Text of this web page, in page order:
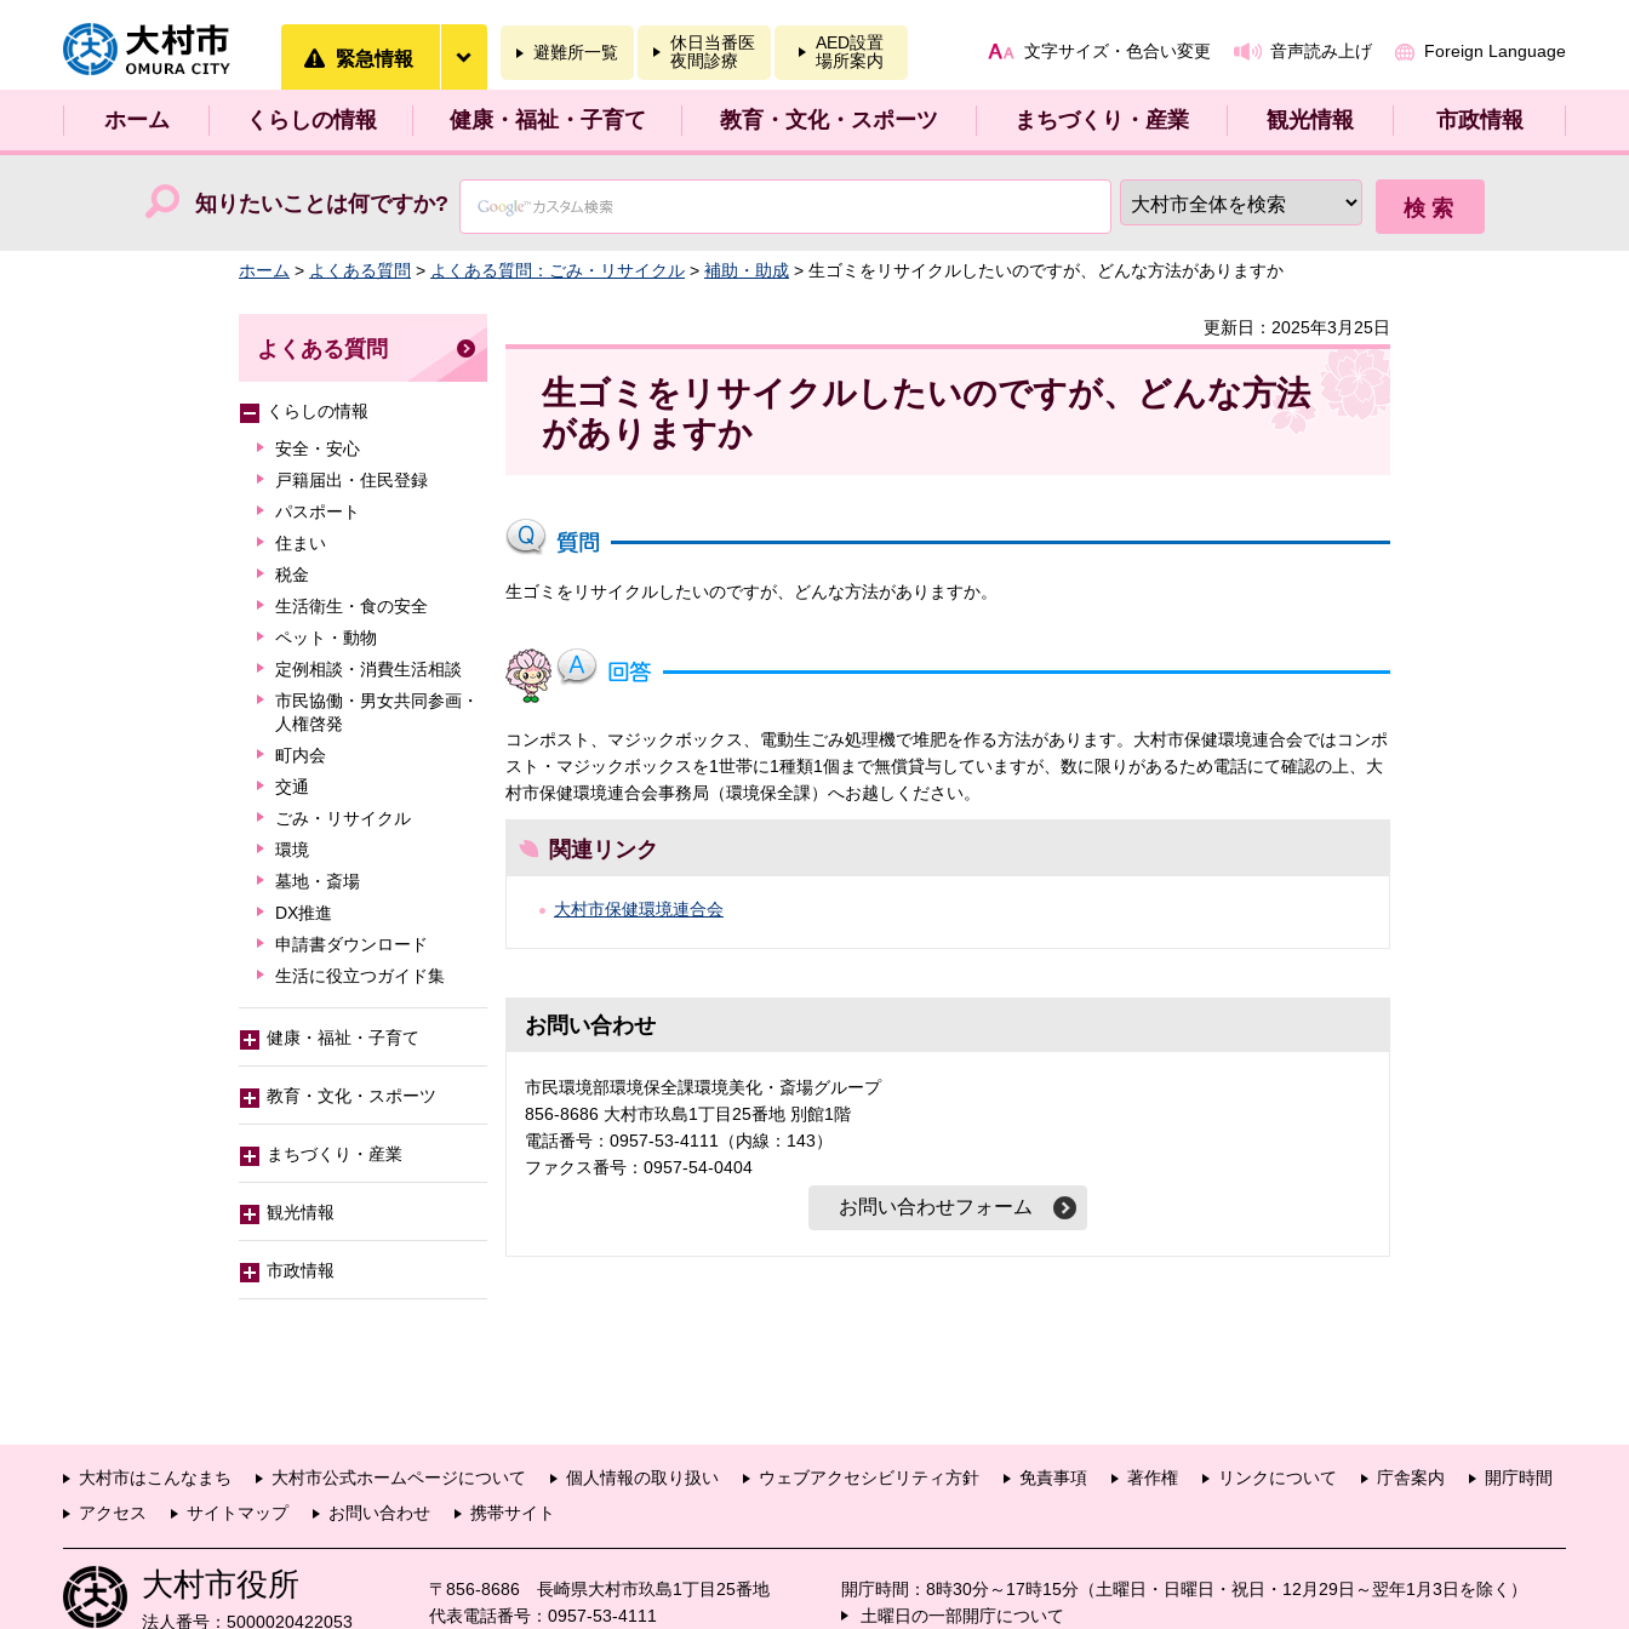
大村市
緊急情報 避難所一覧
休日当番医
夜間診療
AED設置
場所案内
文字サイズ・色合い変更 音声読み上げ Foreign Language
ホーム くらしの情報 健康・福祉・子育て 教育・文化・スポーツ まちづくり・産業 観光情報 市政情報
知りたいことは何ですか?
ホーム > よくある質問 > よくある質問：ごみ・リサイクル > 補助・助成 > 生ゴミをリサイクルしたいのですが、どんな方法がありますか
更新日：2025年3月25日
生ゴミをリサイクルしたいのですが、どんな方法
がありますか
生ゴミをリサイクルしたいのですが、どんな方法がありますか。
コンポスト、マジックボックス、電動生ごみ処理機で堆肥を作る方法があります。大村市保健環境連合会ではコンポ
スト・マジックボックスを1世帯に1種類1個まで無償貸与していますが、数に限りがあるため電話にて確認の上、大
村市保健環境連合会事務局（環境保全課）へお越しください。
関連リンク
大村市保健環境連合会
お問い合わせ
市民環境部環境保全課環境美化・斎場グループ
856-8686 大村市玖島1丁目25番地 別館1階
電話番号：0957-53-4111（内線：143）
ファクス番号：0957-54-0404
よくある質問
くらしの情報
安全・安心
戸籍届出・住民登録
パスポート
住まい
税金
生活衛生・食の安全
ペット・動物
定例相談・消費生活相談
市民協働・男女共同参画・
人権啓発
町内会
交通
ごみ・リサイクル
環境
墓地・斎場
DX推進
申請書ダウンロード
生活に役立つガイド集
健康・福祉・子育て
教育・文化・スポーツ
まちづくり・産業
観光情報
市政情報
大村市はこんなまち 大村市公式ホームページについて 個人情報の取り扱い ウェブアクセシビリティ方針 免責事項 著作権 リンクについて 庁舎案内
開庁時間
アクセス
サイトマップ お問い合わせ 携帯サイト
大村市役所
法人番号：5000020422053
〒856-8686 長崎県大村市玖島1丁目25番地
代表電話番号：0957-53-4111
開庁時間：8時30分～17時15分（土曜日・日曜日・祝日・12月29日～翌年1月3日を除く）
土曜日の一部開庁について